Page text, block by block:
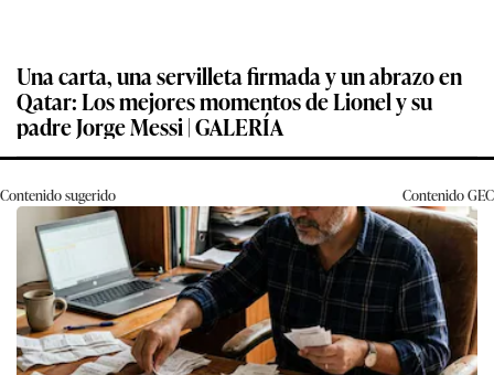
Una carta, una servilleta firmada y un abrazo en
Qatar: Los mejores momentos de Lionel y su
padre Jorge Messi | GALERÍA
Contenido sugerido ContenidoGEC